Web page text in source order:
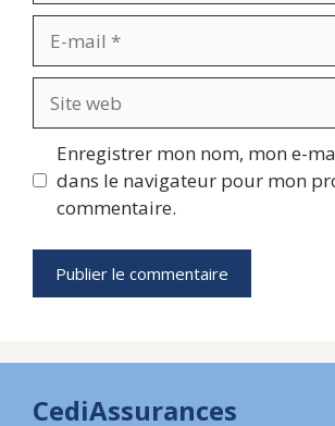
mail
web
Enregistrer mon nom, mon e-
dans le navigateur pour mon
commentaire.
CediAssurances